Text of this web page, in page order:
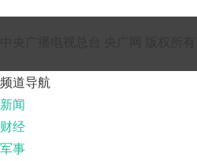
频道导航
新闻
财经
军事